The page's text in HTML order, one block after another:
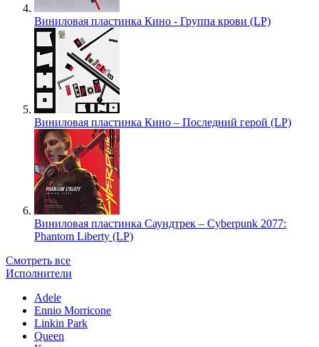
Виниловая пластинка Кино - Группа крови (LP)
Виниловая пластинка Кино – Последний герой (LP)
Виниловая пластинка Саундтрек – Cyberpunk 2077:
Phantom Liberty (LP)
Смотреть все
Исполнители
Adele
Ennio Morricone
Linkin Park
Queen